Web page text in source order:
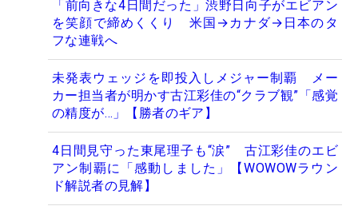
「前向きな4日間だった」渋野日向子がエビアン
を笑顔で締めくくり 米国→カナダ→日本のタ
フな連戦へ
未発表ウェッジを即投入しメジャー制覇 メー
カー担当者が明かす古江彩佳の“クラブ観”「感覚
の精度が…」【勝者のギア】
4日間見守った東尾理子も“涙” 古江彩佳のエビ
アン制覇に「感動しました」【WOWOWラウン
ド解説者の見解】